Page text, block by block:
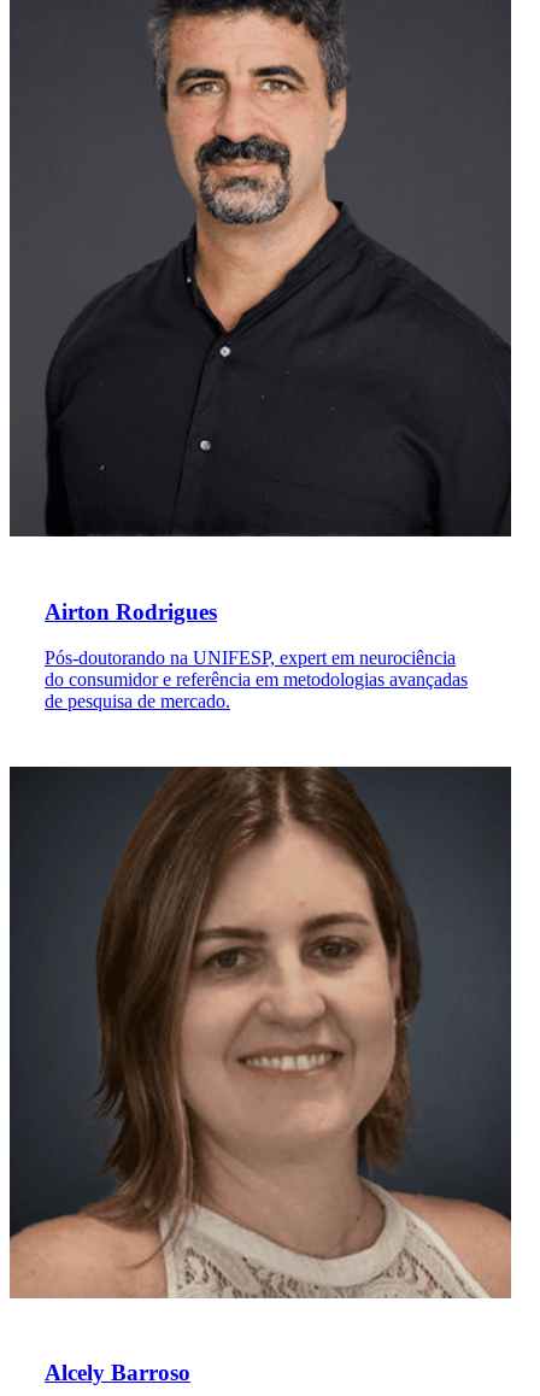
Airton Rodrigues
Pós-doutorando na UNIFESP, expert em neurociência
do consumidor e referência em metodologias avançadas
de pesquisa de mercado.
Alcely Barroso